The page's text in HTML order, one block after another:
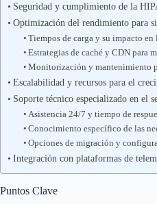
Seguridad y cumplimiento de la
Optimización del rendimiento para
Tiempos de carga y su impacto
Estrategias de caché y CDN para
Monitorización y mantenimiento
Escalabilidad y recursos para el
Soporte técnico especializado en el
Asistencia 24/7 y tiempo de
Conocimiento específico de las
Opciones de migración y
Integración con plataformas de
Puntos Clave